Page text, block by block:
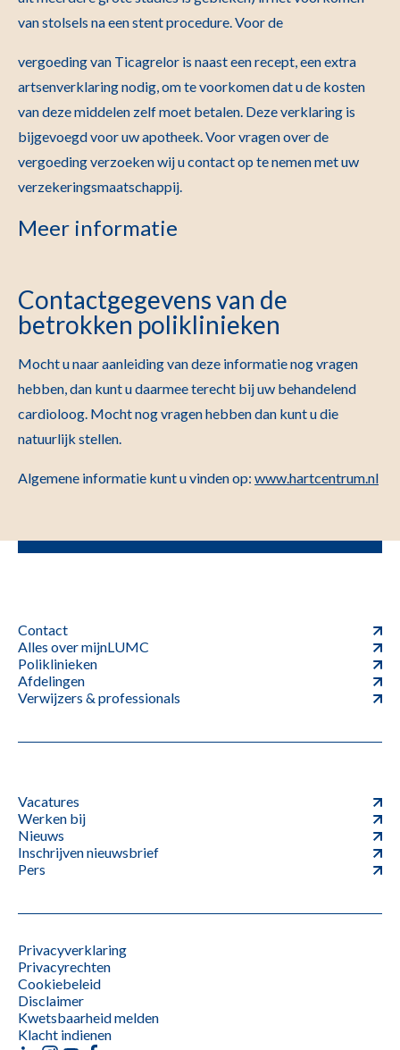
van stolsels na een stent procedure. Voor de
vergoeding van Ticagrelor is naast een recept, een extra
artsenverklaring nodig, om te voorkomen dat u de kosten
van deze middelen zelf moet betalen. Deze verklaring is
bijgevoegd voor uw apotheek. Voor vragen over de
vergoeding verzoeken wij u contact op te nemen met uw
verzekeringsmaatschappij.
Meer informatie
Contactgegevens van de
betrokken poliklinieken
Mocht u naar aanleiding van deze informatie nog vragen
hebben, dan kunt u daarmee terecht bij uw behandelend
cardioloog. Mocht nog vragen hebben dan kunt u die
natuurlijk stellen.
Algemene informatie kunt u vinden op: www.hartcentrum.nl
Contact
Alles over mijnLUMC
Poliklinieken
Afdelingen
Verwijzers & professionals
Vacatures
Werken bij
Nieuws
Inschrijven nieuwsbrief
Pers
Privacyverklaring
Privacyrechten
Cookiebeleid
Disclaimer
Kwetsbaarheid melden
Klacht indienen